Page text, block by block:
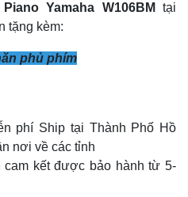
Yamaha W106BM tại
tặng kèm:
phủ phím
phí Ship tại Thành Phố Hồ
nơi về các tỉnh
kết được bảo hành từ 5-